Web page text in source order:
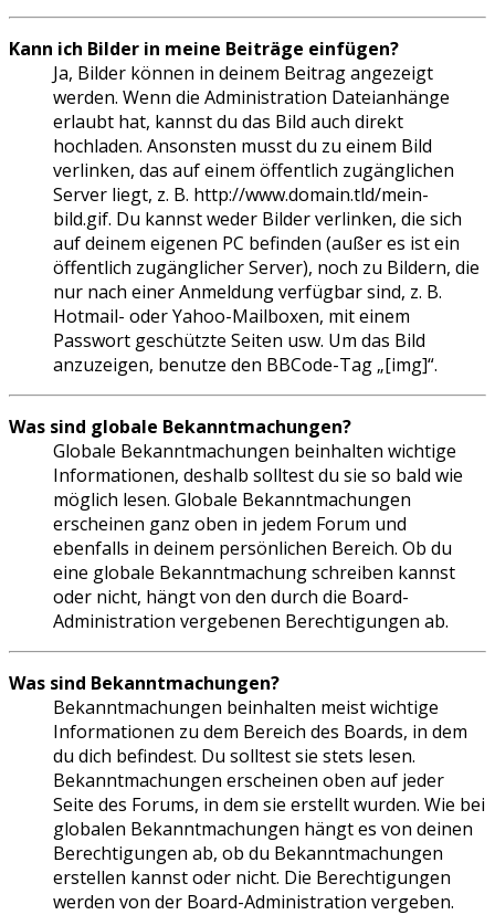
Kann ich Bilder in meine Beiträge einfügen?
Ja, Bilder können in deinem Beitrag angezeigt
werden. Wenn die Administration Dateianhänge
erlaubt hat, kannst du das Bild auch direkt
hochladen. Ansonsten musst du zu einem Bild
verlinken, das auf einem öffentlich zugänglichen
Server liegt, z. B. http://www.domain.tld/mein-
bild.gif. Du kannst weder Bilder verlinken, die sich
auf deinem eigenen PC befinden (außer es ist ein
öffentlich zugänglicher Server), noch zu Bildern, die
nur nach einer Anmeldung verfügbar sind, z. B.
Hotmail- oder Yahoo-Mailboxen, mit einem
Passwort geschützte Seiten usw. Um das Bild
anzuzeigen, benutze den BBCode-Tag „[img]“.
Was sind globale Bekanntmachungen?
Globale Bekanntmachungen beinhalten wichtige
Informationen, deshalb solltest du sie so bald wie
möglich lesen. Globale Bekanntmachungen
erscheinen ganz oben in jedem Forum und
ebenfalls in deinem persönlichen Bereich. Ob du
eine globale Bekanntmachung schreiben kannst
oder nicht, hängt von den durch die Board-
Administration vergebenen Berechtigungen ab.
Was sind Bekanntmachungen?
Bekanntmachungen beinhalten meist wichtige
Informationen zu dem Bereich des Boards, in dem
du dich befindest. Du solltest sie stets lesen.
Bekanntmachungen erscheinen oben auf jeder
Seite des Forums, in dem sie erstellt wurden. Wie bei
globalen Bekanntmachungen hängt es von deinen
Berechtigungen ab, ob du Bekanntmachungen
erstellen kannst oder nicht. Die Berechtigungen
werden von der Board-Administration vergeben.